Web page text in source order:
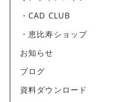
・CAD CLUB
・恵比寿ショップ
お知らせ
ブログ
資料ダウンロード